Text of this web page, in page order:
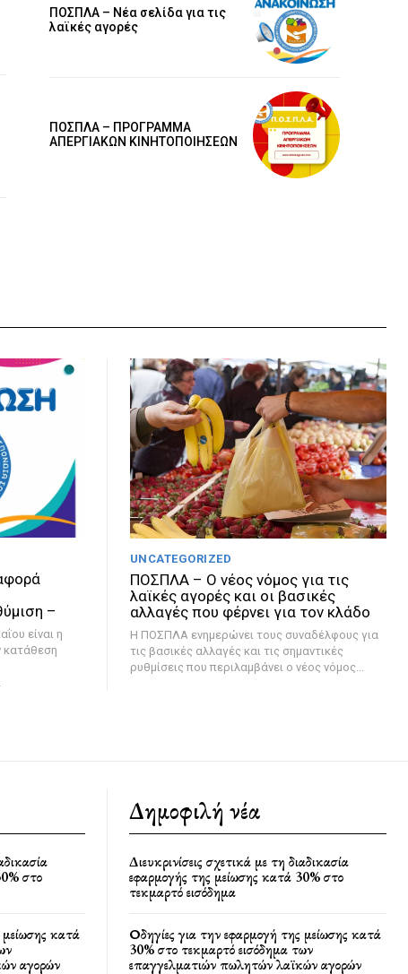
ΠΟΣΠΛΑ – Νέα σελίδα για τις
λαϊκές αγορές
ΠΟΣΠΛΑ – ΠΡΟΓΡΑΜΜΑ
ΑΠΕΡΓΙΑΚΩΝ ΚΙΝΗΤΟΠΟΙΗΣΕΩΝ
–
κατάθεση
UNCATEGORIZED
ΠΟΣΠΛΑ – Ο νέος νόμος για τις
λαϊκές αγορές και οι βασικές
αλλαγές που φέρνει για τον κλάδο
Η ΠΟΣΠΛΑ ενημερώνει τους συναδέλφους για
τις βασικές αλλαγές και τις σημαντικές
ρυθμίσεις που περιλαμβάνει ο νέος νόμος...
στο
κατά
αγορών
Δημοφιλή νέα
Διευκρινίσεις σχετικά με τη διαδικασία
εφαρμογής της μείωσης κατά 30% στο
τεκμαρτό εισόδημα
Οδηγίες για την εφαρμογή της μείωσης κατά
30% στο τεκμαρτό εισόδημα των
επαγγελματιών πωλητών λαϊκών αγορών